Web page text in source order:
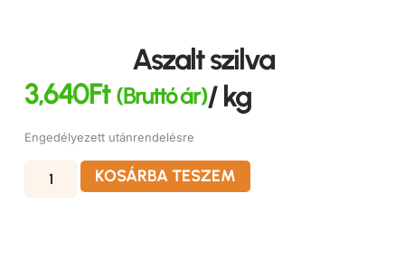
Aszalt szilva
3,640Ft (Bruttó ár)/ kg
Engedélyezett utánrendelésre
KOSÁRBA TESZEM